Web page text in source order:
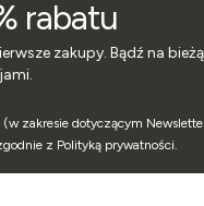
rabatu
zakupy. Bądź na
zakresie dotyczącym
z Polityką prywatności.